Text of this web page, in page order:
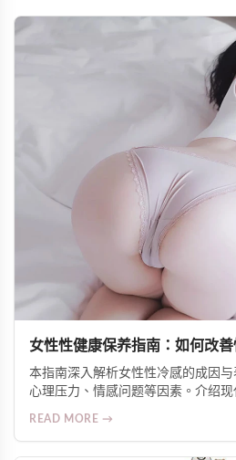
女性性健康保养指南：如何改
本指南深入解析女性性冷感的成因与
心理压力、情感问题等因素。介绍
READ MORE →